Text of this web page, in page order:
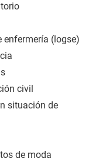
enfermería (logse)
civil
situación de
de moda